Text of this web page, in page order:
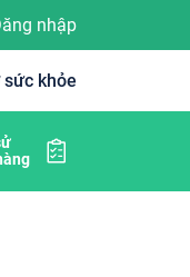
nhập
sức khỏe